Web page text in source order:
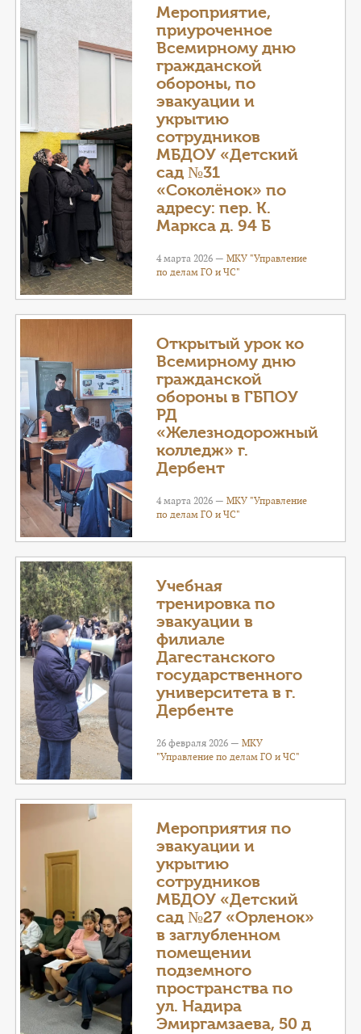
Мероприятие,
приуроченное
Всемирному дню
гражданской
обороны, по
эвакуации и
укрытию
сотрудников
МБДОУ «Детский
сад №31
«Соколёнок» по
адресу: пер. К.
Маркса д. 94 Б
4 марта 2026 —МКУ "Управление
по делам ГО и ЧС"
Открытый урок ко
Всемирному дню
гражданской
обороны в ГБПОУ
РД
«Железнодорожный
колледж» г.
Дербент
4 марта 2026 —МКУ "Управление
по делам ГО и ЧС"
Учебная
тренировка по
эвакуации в
филиале
Дагестанского
государственного
университета в г.
Дербенте
26 февраля 2026 —МКУ
"Управление по делам ГО и ЧС"
Мероприятия по
эвакуации и
укрытию
сотрудников
МБДОУ «Детский
сад №27 «Орленок»
в заглубленном
помещении
подземного
пространства по
ул. Надира
Эмиргамзаева, 50 д